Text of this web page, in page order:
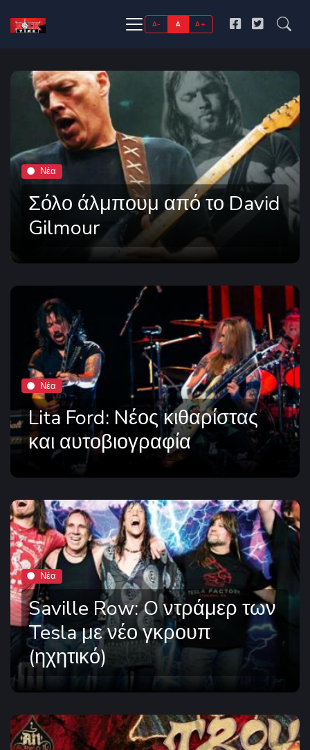
A- A A+
Νέα
Σόλο άλμπουμ από το David
Gilmour
Νέα
Lita Ford: Nέος κιθαρίστας
και αυτοβιογραφία
Νέα
Saville Row: O ντράμερ των
Tesla με νέο γκρουπ
(ηχητικό)